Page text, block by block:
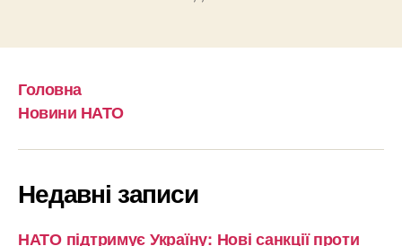
Головна
Новини НАТО
Недавні записи
НАТО підтримує Україну: Нові санкції проти